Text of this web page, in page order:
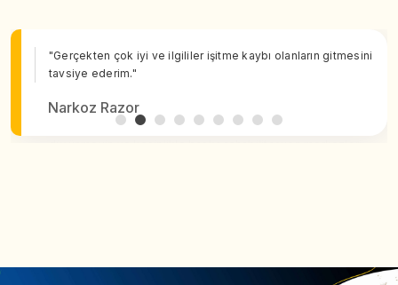
"Gerçekten çok iyi ve ilgililer işitme kaybı olanların gitmesini
tavsiye ederim."
Narkoz Razor